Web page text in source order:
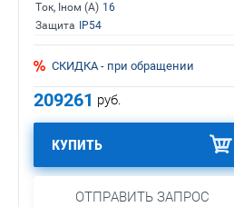
Ток, Iном (А) 16
Защита
IP54
СКИДКА - при обращении
209261 руб.
КУПИТЬ
ОТПРАВИТЬ ЗАПРОС